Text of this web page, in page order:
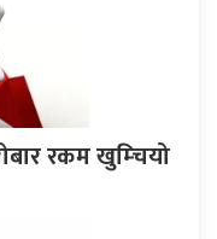
रकम खुम्चियो